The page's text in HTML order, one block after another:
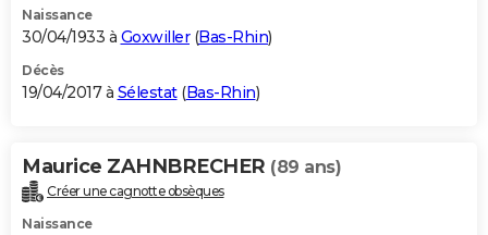
Naissance
30/04/1933 à Goxwiller(Bas-Rhin)
Décès
19/04/2017 à Sélestat(Bas-Rhin)
Maurice ZAHNBRECHER (89 ans)
Créer une cagnotte obsèques
Naissance